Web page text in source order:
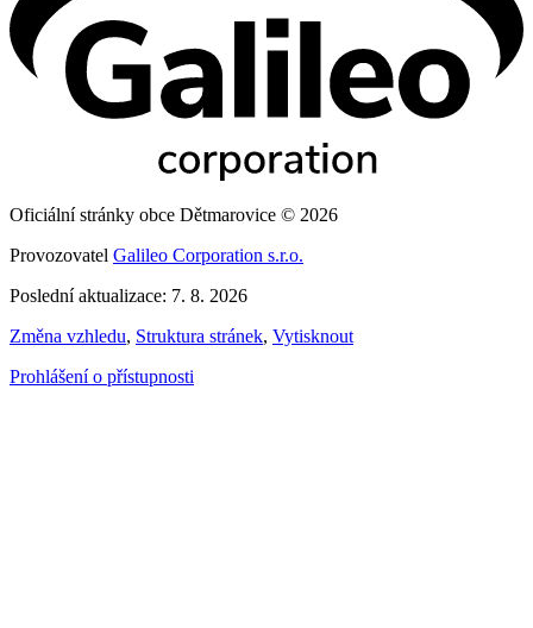
Oficiální stránky obce Dětmarovice © 2026
Provozovatel Galileo Corporation s.r.o.
Poslední aktualizace: 7. 8. 2026
Změna vzhledu, Struktura stránek, Vytisknout
Prohlášení o přístupnosti